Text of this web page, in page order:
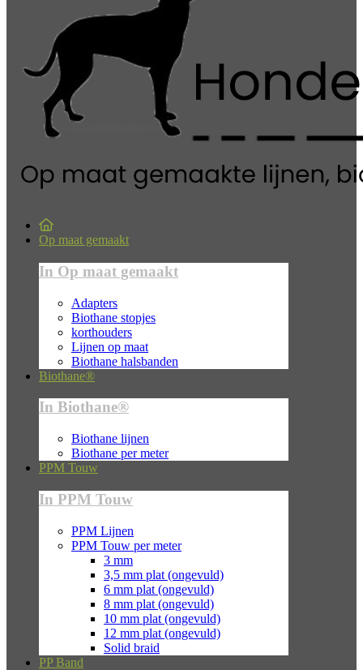
Op maat gemaakt
In Op maat gemaakt
Adapters
Biothane stopjes
korthouders
Lijnen op maat
Biothane halsbanden
Biothane®
In Biothane®
Biothane lijnen
Biothane per meter
PPM Touw
In PPM Touw
PPM Lijnen
PPM Touw per meter
3 mm
3,5 mm plat (ongevuld)
6 mm plat (ongevuld)
8 mm plat (ongevuld)
10 mm plat (ongevuld)
12 mm plat (ongevuld)
Solid braid
PP Band